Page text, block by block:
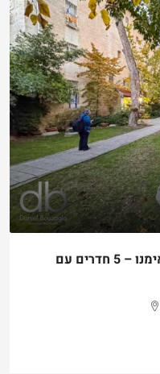
קוטג’ עליון למכירה ברחוב רחל אימנו – 5 חדרים עם